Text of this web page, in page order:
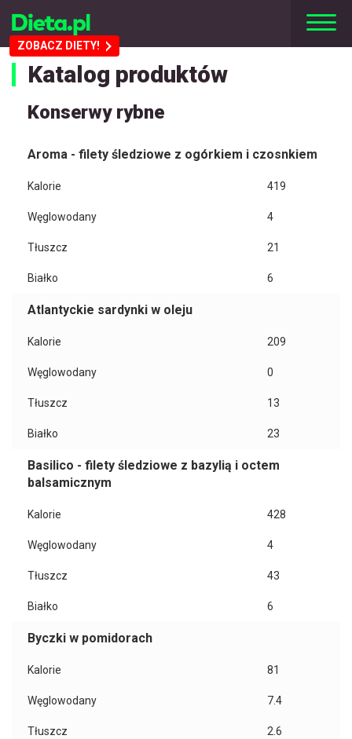
ZOBACZ DIETY!
Katalog produktów
Konserwy rybne
Aroma - filety śledziowe z ogórkiem i czosnkiem
Kalorie 419
Węglowodany 4
Tłuszcz 21
Białko 6
Atlantyckie sardynki w oleju
Kalorie 209
Węglowodany 0
Tłuszcz 13
Białko 23
Basilico - filety śledziowe z bazylią i octem
balsamicznym
Kalorie 428
Węglowodany 4
Tłuszcz 43
Białko 6
Byczki w pomidorach
Kalorie 81
Węglowodany 7.4
Tłuszcz 2.6